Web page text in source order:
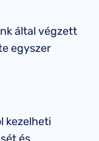
által végzett
egyszer
kezelheti
és